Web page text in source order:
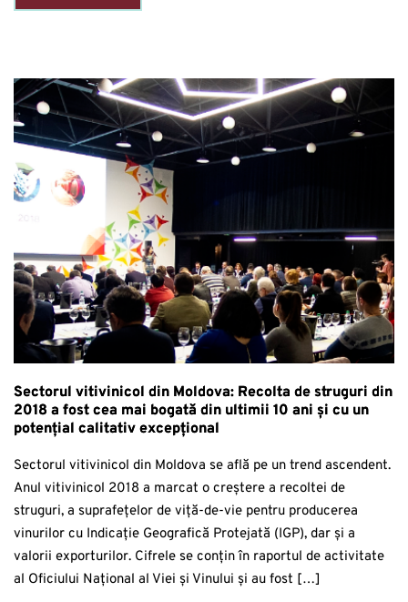
Sectorul vitivinicol din Moldova: Recolta de struguri din
2018 a fost cea mai bogată din ultimii 10 ani și cu un
potențial calitativ excepțional
Sectorul vitivinicol din Moldova se află pe un trend ascendent.
Anul vitivinicol 2018 a marcat o creștere a recoltei de
struguri, a suprafețelor de viță-de-vie pentru producerea
vinurilor cu Indicație Geografică Protejată (IGP), dar și a
valorii exporturilor. Cifrele se conțin în raportul de activitate
al Oficiului Național al Viei și Vinului și au fost […]